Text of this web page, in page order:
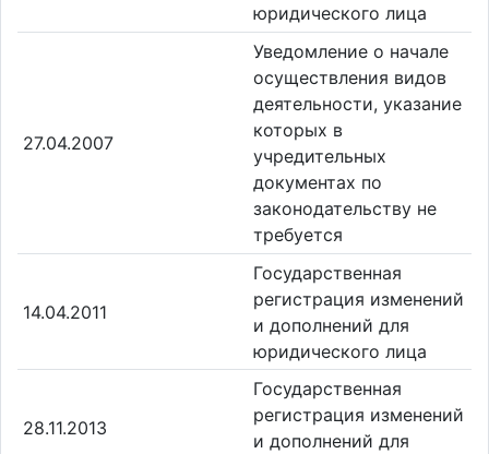
юридического лица
27.04.2007
Уведомление о начале
осуществления видов
деятельности, указание
которых в
учредительных
документах по
законодательству не
требуется
14.04.2011
Государственная
регистрация изменений
и дополнений для
юридического лица
28.11.2013
Государственная
регистрация изменений
и дополнений для